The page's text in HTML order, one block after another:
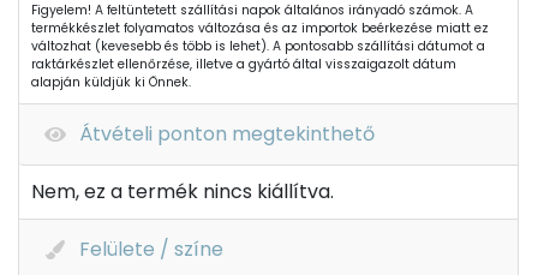
Figyelem! A feltüntetett szállítási napok általános irányadó számok. A
termékkészlet folyamatos változása és az importok beérkezése miatt ez
változhat (kevesebb és több is lehet). A pontosabb szállítási dátumot a
raktárkészlet ellenőrzése, illetve a gyártó által visszaigazolt dátum
alapján küldjük ki Önnek.
Átvételi ponton megtekinthető
Nem, ez a termék nincs kiállítva.
Felülete / színe